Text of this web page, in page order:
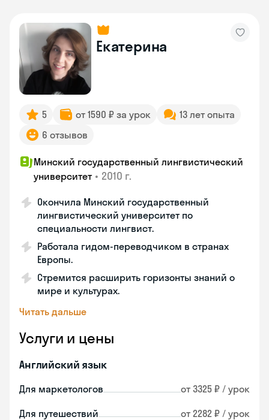
Екатерина
5 от 1590 ₽ за урок
13 лет опыта
6 отзывов
Минский государственный лингвистический
университет • 2010 г.
Окончила Минский государственный
лингвистический университет по
специальности лингвист.
Работала гидом-переводчиком в странах
Европы.
Стремится расширить горизонты знаний о
мире и культурах.
Читать дальше
Услуги и цены
Английский язык
Для маркетологов от 3325 ₽ / урок
Для путешествий от 2282 ₽ / урок